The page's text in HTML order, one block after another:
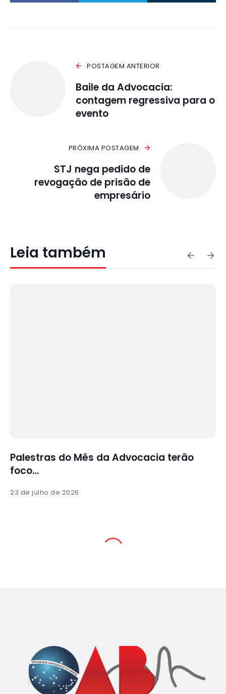
POSTAGEM ANTERIOR
Baile da Advocacia:
contagem regressiva para o
evento
PRÓXIMA POSTAGEM
STJ nega pedido de
revogação de prisão de
empresário
Leia também
terão
Baile da Advocacia 2026 entra na
23 de julho de 2026